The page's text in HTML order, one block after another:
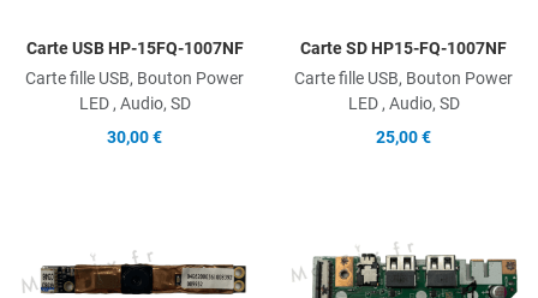
Carte USB HP-15FQ-1007NF
Carte fille USB, Bouton Power
LED , Audio, SD
30,00 €
Carte SD HP15-FQ-1007NF
Carte fille USB, Bouton Power
LED , Audio, SD
25,00 €
Add to Compare